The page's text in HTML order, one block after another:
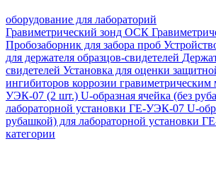
оборудование для лабораторий
Гравиметрический зонд ОСК
Пробозаборник для забора проб
для держателя образцов-свидетелей
свидетелей Установка для оценки
ингибиторов коррозии
УЭК-07 (2 шт.) U-образная ячейка (без
лабораторной установки ГЕ-УЭК-07 U-
рубашкой) для лабораторной установки
категории